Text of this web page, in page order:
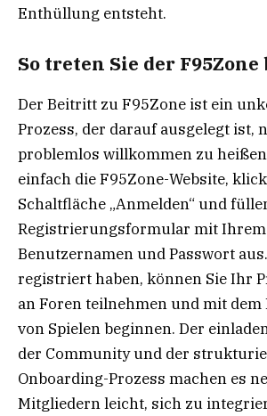
Enthüllung entsteht.
So treten Sie der F95Zone
Der Beitritt zu F95Zone ist ein
Prozess, der darauf ausgelegt ist,
problemlos willkommen zu
einfach die F95Zone-Website,
Schaltfläche „Anmelden“ und
Registrierungsformular mit
Benutzernamen und Passwort
registriert haben, können Sie Ihr
an Foren teilnehmen und mit
von Spielen beginnen. Der
der Community und der
Onboarding-Prozess machen es
Mitgliedern leicht, sich zu